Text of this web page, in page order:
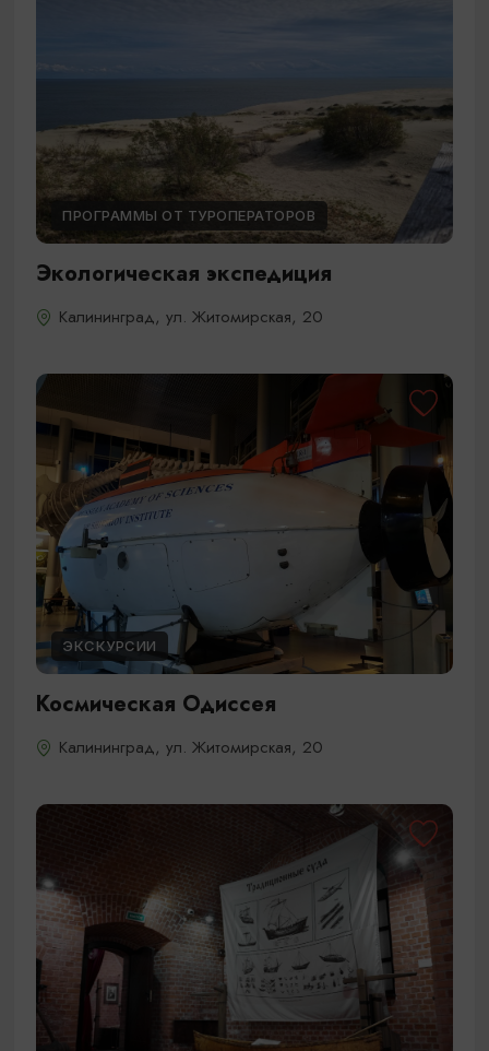
ПРОГРАММЫ ОТ ТУРОПЕРАТОРОВ
Экологическая экспедиция
Калининград, ул. Житомирская, 20
ЭКСКУРСИИ
Космическая Одиссея
Калининград, ул. Житомирская, 20